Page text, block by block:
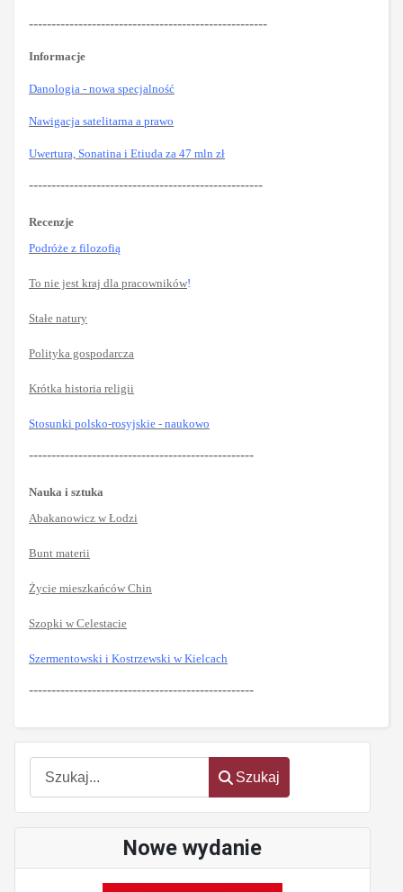
Szukaj
Szukaj
Nowe wydanie
-----------------------------------------------------
Informacje
Danologia - nowa specjalność
Nawigacja satelitarna a prawo
Uwertura, Sonatina i Etiuda za 47 mln zł
----------------------------------------------------
Recenzje
Podróże z filozofią
To nie jest kraj dla pracowników!
Stałe natury
Polityka gospodarcza
Krótka historia religii
Stosunki polsko-rosyjskie - naukowo
--------------------------------------------------
Nauka i sztuka
Abakanowicz w Łodzi
Bunt materii
Życie mieszkańców Chin
Szopki w Celestacie
Szermentowski i Kostrzewski w Kielcach
--------------------------------------------------